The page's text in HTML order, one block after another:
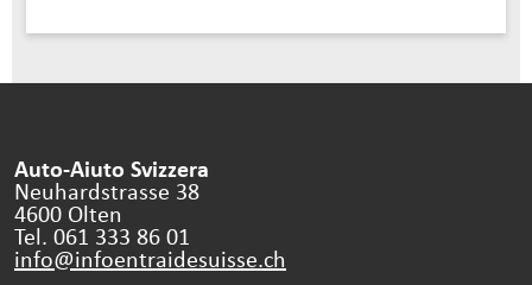
Auto-Aiuto Svizzera
Neuhardstrasse 38
4600 Olten
Tel. 061 333 86 01
info@infoentraidesuisse.ch